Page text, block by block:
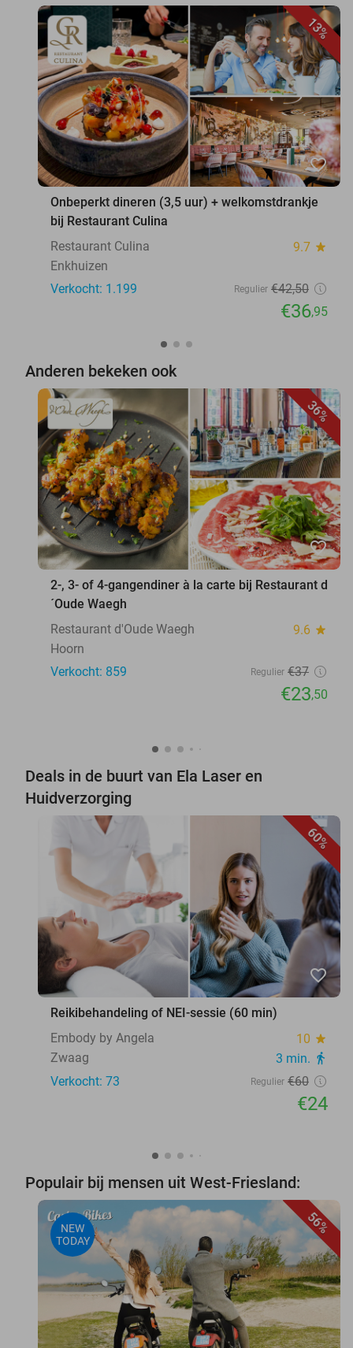
13%
favorite_border
Onbeperkt dineren (3,5 uur) + welkomstdrankje
bij Restaurant Culina
Restaurant Culina
9.7 star
Enkhuizen
Verkocht: 1.199
Regulier €42,50
€36,95
Anderen bekeken ook
36%
favorite_border
2-, 3- of 4-gangendiner à la carte bij Restaurant d
´Oude Waegh
Restaurant d'Oude Waegh
9.6 star
Hoorn
Verkocht: 859
Regulier €37
€23,50
Deals in de buurt van Ela Laser en
Huidverzorging
60%
favorite_border
Reikibehandeling of NEI-sessie (60 min)
Embody by Angela
10 star
Zwaag 3 min. directions_walk
Verkocht: 73 Regulier €60
€24
Populair bij mensen uit West-Friesland:
56%
NEW
TODAY